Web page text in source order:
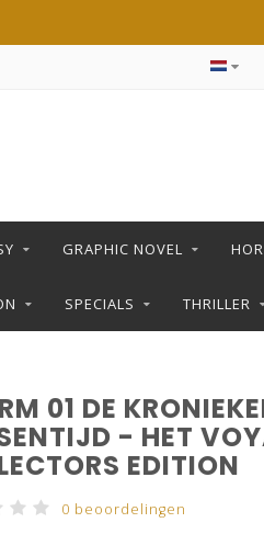
EPPO
GRAPHIC NOVEL
SPECIALS THRILLER
01 DE
- HET
EDITION
0 beoordelingen